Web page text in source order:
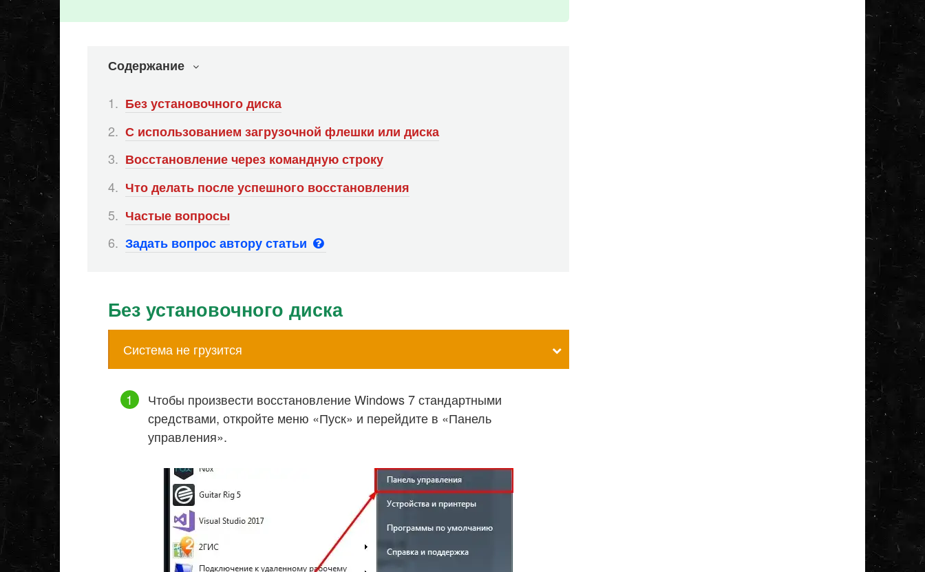
Содержание
Без установочного диска
С использованием загрузочной флешки или диска
Восстановление через командную строку
Что делать после успешного восстановления
Частые вопросы
Задать вопрос автору статьи
Без установочного диска
Система не грузится
Чтобы произвести восстановление Windows 7 стандартными
средствами, откройте меню «Пуск» и перейдите в «Панель
управления».